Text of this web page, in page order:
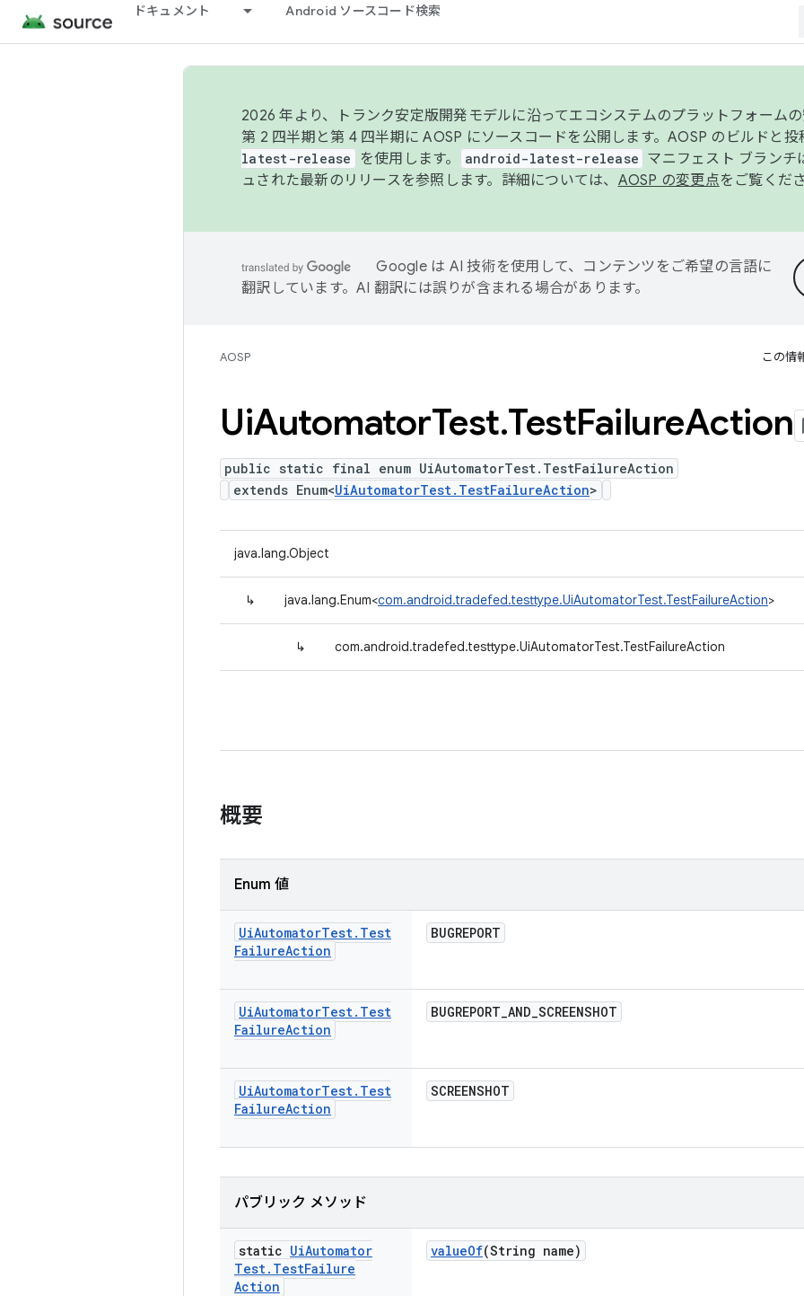
ドキュメント Android ソースコード検索
2026 年より、トランク安定版開発モデルに沿ってエコシステムのプラットフォーム
第 2 四半期と第 4 四半期に AOSP にソースコードを公開します。AOSP のビルドと投
latest-release を使用します。 android-latest-release マニフェスト ブランチ
ュされた最新のリリースを参照します。詳細については、 AOSP の変更点をご覧くだ
Google は AI 技術を使用して、コンテンツをご希望の言語に
翻訳しています。AI 翻訳には誤りが含まれる場合があります。
AOSP この情
UiAutomatorTest.TestFailureAction
public static final enum UiAutomatorTest.TestFailureAction
extends Enum<UiAutomatorTest.TestFailureAction>
java.lang.Object
↳ java.lang.Enum<com.android.tradefed.testtype.UiAutomatorTest.TestFailureAction>
↳ com.android.tradefed.testtype.UiAutomatorTest.TestFailureAction
概要
Enum 値
UiAutomatorTest. Test
FailureAction
BUGREPORT
UiAutomatorTest. Test
FailureAction
BUGREPORT_AND_SCREENSHOT
UiAutomatorTest. Test
FailureAction
SCREENSHOT
パブリック メソッド
static UiAutomator
Test. TestFailure
Action
valueOf(String name)